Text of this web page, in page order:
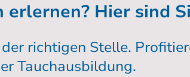
erlernen? Hier sind
richtigen Stelle.
Tauchausbildung.